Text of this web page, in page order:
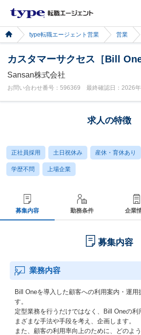
type転職エージェント営業 営業
カスタマーサクセス［Bill One
Sansan株式会社
お問い合わせ番号：596369 最終確認日：2026年
求人の特徴
正社員採用 土日祝休み 産休・育休あり
学歴不問 上場企業
募集内容 勤務条件 企業
募集内容
業務内容
Bill Oneを導入した顧客への利用案内・運用
す。
定型業務を行うだけではなく、Bill Oneの利
まざまな手法や手段を考え、企画します。
また、顧客の利用率向上のために、どのよ